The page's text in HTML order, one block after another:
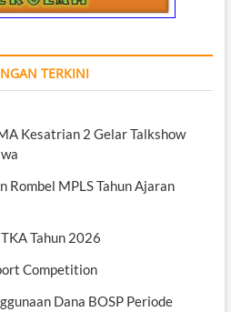
TERKINI
Kesatrian 2 Gelar Talkshow
Rombel MPLS Tahun Ajaran
Tahun 2026
Competition
Dana BOSP Periode